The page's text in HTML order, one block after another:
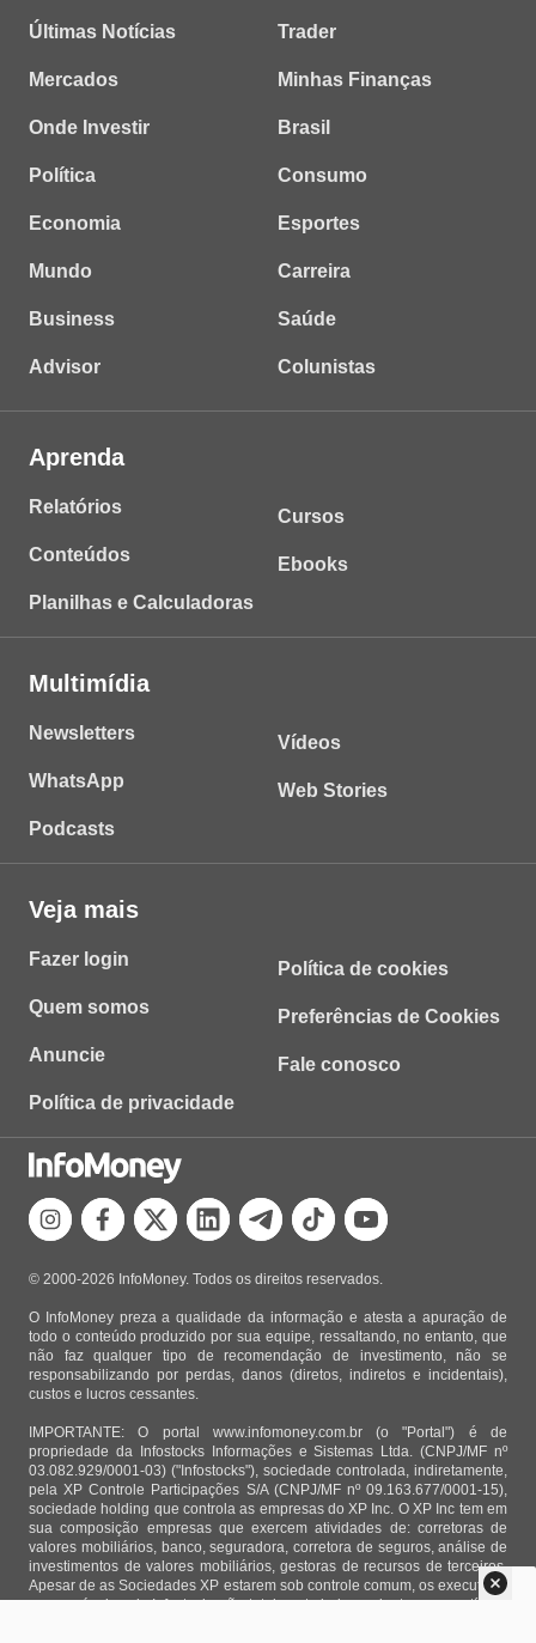
Últimas Notícias
Mercados
Onde Investir
Política
Economia
Mundo
Business
Advisor
Trader
Minhas Finanças
Brasil
Consumo
Esportes
Carreira
Saúde
Colunistas
Aprenda
Relatórios
Conteúdos
Planilhas e Calculadoras
Cursos
Ebooks
Multimídia
Newsletters
WhatsApp
Podcasts
Vídeos
Web Stories
Veja mais
Fazer login
Quem somos
Anuncie
Política de privacidade
Política de cookies
Preferências de Cookies
Fale conosco
© 2000-2026 InfoMoney. Todos os direitos reservados.
O InfoMoney preza a qualidade da informação e atesta a apuração de
todo o conteúdo produzido por sua equipe, ressaltando, no entanto, que
não faz qualquer tipo de recomendação de investimento, não se
responsabilizando por perdas, danos (diretos, indiretos e incidentais),
custos e lucros cessantes.
IMPORTANTE: O portal www.infomoney.com.br (o "Portal") é de
propriedade da Infostocks Informações e Sistemas Ltda. (CNPJ/MF nº
03.082.929/0001-03) ("Infostocks"), sociedade controlada, indiretamente,
pela XP Controle Participações S/A (CNPJ/MF nº 09.163.677/0001-15),
sociedade holding que controla as empresas do XP Inc. O XP Inc tem em
sua composição empresas que exercem atividades de: corretoras de
valores mobiliários, banco, seguradora, corretora de seguros, análise de
investimentos de valores mobiliários, gestoras de recursos de terceiros.
Apesar de as Sociedades XP estarem sob controle comum, os executivos
responsáveis pela Infostocks são totalmente independentes e as notícias,